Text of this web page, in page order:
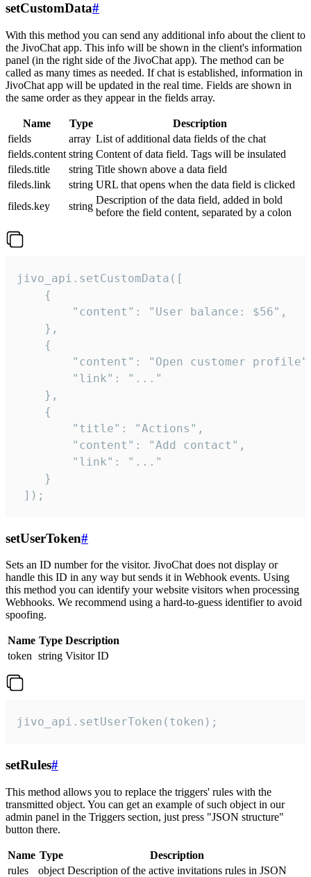
setCustomData#
With this method you can send any additional info about the client to
the JivoChat app. This info will be shown in the client's information
panel (in the right side of the JivoChat app). The method can be
called as many times as needed. If chat is established, information in
JivoChat app will be updated in the real time. Fields are shown in
the same order as they appear in the fields array.
Name Type
Description
fields
array List of additional data fields of the chat
fields.content string Content of data field. Tags will be insulated
fileds.title
string Title shown above a data field
fileds.link
string URL that opens when the data field is clicked
fileds.key
string
Description of the data field, added in bold
before the field content, separated by a colon
jivo_api.setCustomData([
    {
        "content": "User balance: $56",
    },
    {
"content": "Open customer
        "link": "..."
    },
    {
        "title": "Actions",
        "content": "Add contact",
        "link": "..."
    }
]);
setUserToken#
Sets an ID number for the visitor. JivoChat does not display or
handle this ID in any way but sends it in Webhook events. Using
this method you can identify your website visitors when processing
Webhooks. We recommend using a hard-to-guess identifier to avoid
spoofing.
Name Type Description
token string Visitor ID
jivo_api.setUserToken(token);
setRules#
This method allows you to replace the triggers' rules with the
transmitted object. You can get an example of such object in our
admin panel in the Triggers section, just press "JSON structure"
button there.
Name Type
Description
rules
object Description of the active invitations rules in JSON